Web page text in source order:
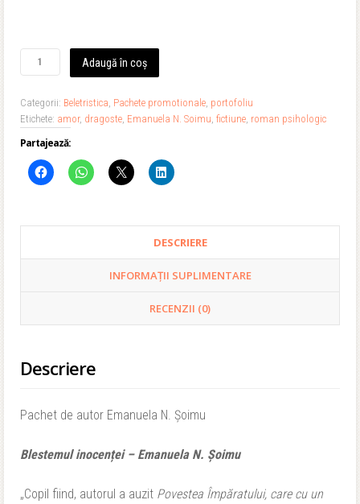
autor:
Emanuela
Șoimu
Adaugă în coș
Categorii: Beletristica Pachete promotionale portofoliu
Etichete: amor, dragoste Emanuela N. Soimu fictiune roman psihologic
Partajează:
DESCRIERE
INFORMAȚII SUPLIMENTARE
RECENZII (0)
Descriere
Pachet de autor Emanuela N. Șoimu
Blestemul inocenței – Emanuela N. Șoimu
„Copil fiind, autorul a auzit Povestea Împăratului, care cu un